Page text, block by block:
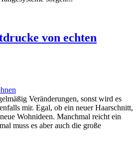
von echten
Veränderungen, sonst wird es
mir. Egal, ob ein neuer Haarschnitt,
Wohnideen. Manchmal reicht ein
muss es aber auch die große